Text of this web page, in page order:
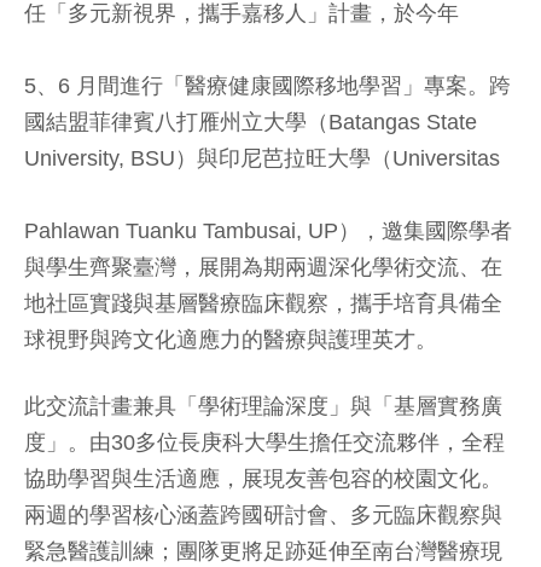
任「多元新視界，攜手嘉移人」計畫，於今年
5、6 月間進行「醫療健康國際移地學習」專案。跨
國結盟菲律賓八打雁州立大學（Batangas State
University, BSU）與印尼芭拉旺大學（Universitas
Pahlawan Tuanku Tambusai, UP），邀集國際學者
與學生齊聚臺灣 ，展開為期兩週深化學術交流、在
地社區實踐與基層醫療臨床觀察，攜手培育具備全
球視野與跨文化適應力的醫療與護理英才。
此交流計畫兼具「學術理論深度」與「基層實務廣
度」。由30多位長庚科大學生擔任交流夥伴，全程
協助學習與生活適應，展現友善包容的校園文化。
兩週的學習核心涵蓋跨國研討會、多元臨床觀察與
緊急醫護訓練；團隊更將足跡延伸至南台灣醫療現